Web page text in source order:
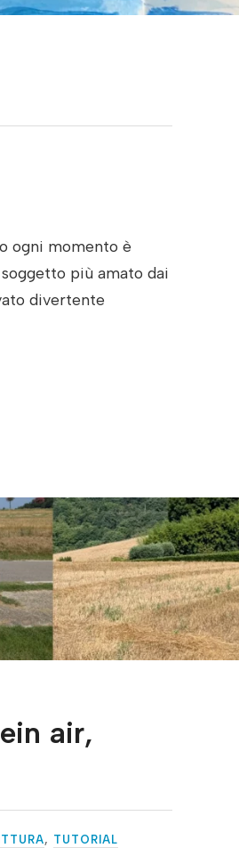
ogni momento è
più amato dai
divertente
air,
, TUTORIAL